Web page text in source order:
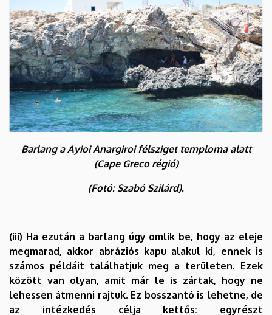
Barlang a Ayioi Anargiroi félsziget temploma alatt
(Cape Greco régió)
(Fotó: Szabó Szilárd).
(iii) Ha ezután a barlang úgy omlik be, hogy az eleje
megmarad, akkor abráziós kapu alakul ki, ennek is
számos példáit találhatjuk meg a területen. Ezek
között van olyan, amit már le is zártak, hogy ne
lehessen átmenni rajtuk. Ez bosszantó is lehetne, de
az intézkedés célja kettős: egyrészt